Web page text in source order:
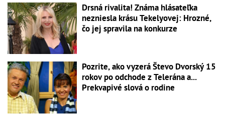
Drsná rivalita! Známa hlásateľka
nezniesla krásu Tekelyovej: Hrozné,
čo jej spravila na konkurze
Pozrite, ako vyzerá Števo Dvorský 15
rokov po odchode z Telerána a...
Prekvapivé slová o rodine